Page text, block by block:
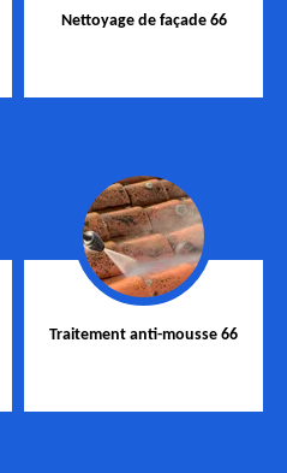
Nettoyage de façade 66
Traitement anti-mousse 66